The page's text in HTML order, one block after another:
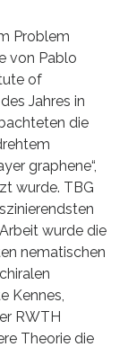
Problem
von Pablo
of
Jahres in
die
graphene“,
wurde. TBG
wurde die
nematischen
Kennes,
RWTH
Theorie die